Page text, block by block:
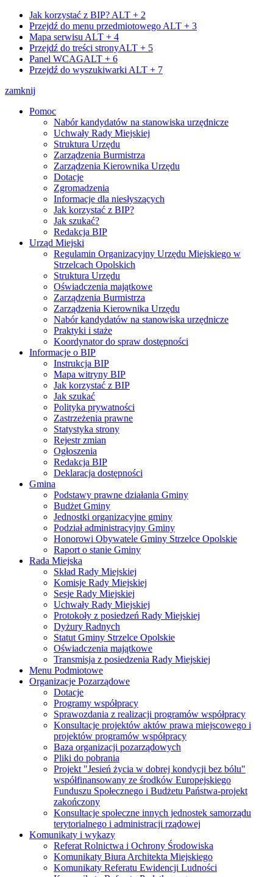
Jak korzystać z BIP? ALT + 2
Przejdź do menu przedmiotowego ALT + 3
Mapa serwisu ALT + 4
Przejdź do treści stronyALT + 5
Panel WCAGALT + 6
Przejdź do wyszukiwarki ALT + 7
zamknij
Pomoc
Nabór kandydatów na stanowiska urzędnicze
Uchwały Rady Miejskiej
Struktura Urzędu
Zarządzenia Burmistrza
Zarządzenia Kierownika Urzędu
Dotacje
Zgromadzenia
Informacje dla niesłyszących
Jak korzystać z BIP?
Jak szukać?
Redakcja BIP
Urząd Miejski
Regulamin Organizacyjny Urzędu Miejskiego w
Strzelcach Opolskich
Struktura Urzędu
Oświadczenia majątkowe
Zarządzenia Burmistrza
Zarządzenia Kierownika Urzędu
Nabór kandydatów na stanowiska urzędnicze
Praktyki i staże
Koordynator do spraw dostępności
Informacje o BIP
Instrukcja BIP
Mapa witryny BIP
Jak korzystać z BIP
Jak szukać
Polityka prywatności
Zastrzeżenia prawne
Statystyka strony
Rejestr zmian
Ogłoszenia
Redakcja BIP
Deklaracja dostępności
Gmina
Podstawy prawne działania Gminy
Budżet Gminy
Jednostki organizacyjne gminy
Podział administracyjny Gminy
Honorowi Obywatele Gminy Strzelce Opolskie
Raport o stanie Gminy
Rada Miejska
Skład Rady Miejskiej
Komisje Rady Miejskiej
Sesje Rady Miejskiej
Uchwały Rady Miejskiej
Protokoły z posiedzeń Rady Miejskiej
Dyżury Radnych
Statut Gminy Strzelce Opolskie
Oświadczenia majątkowe
Transmisja z posiedzenia Rady Miejskiej
Menu Podmiotowe
Organizacje Pozarządowe
Dotacje
Programy współpracy
Sprawozdania z realizacji programów współpracy
Konsultacje projektów aktów prawa miejscowego i
projektów programów współpracy
Baza organizacji pozarządowych
Pliki do pobrania
Projekt "Jesień życia w dobrej kondycji bez bólu"
współfinansowany ze środków Europejskiego
Funduszu Społecznego i Budżetu Państwa-projekt
zakończony
Konsultacje społeczne innych jednostek samorządu
terytorialnego i administracji rządowej
Komunikaty i wykazy
Referat Rolnictwa i Ochrony Środowiska
Komunikaty Biura Architekta Miejskiego
Komunikaty Referatu Ewidencji Ludności